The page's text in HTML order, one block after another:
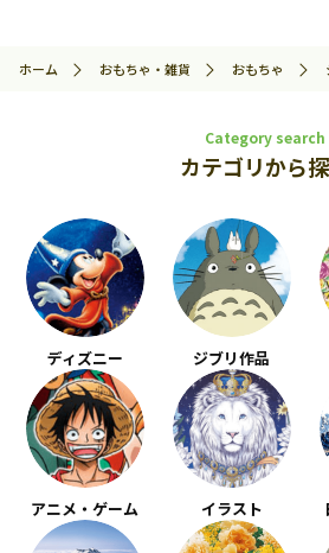
ホーム おもちゃ・雑貨 おもちゃ
Category search
カテゴリから
ディズニー ジブリ作品
アニメ・ゲーム イラスト